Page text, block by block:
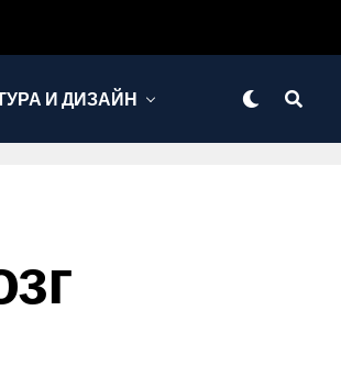
И ДИЗАЙН